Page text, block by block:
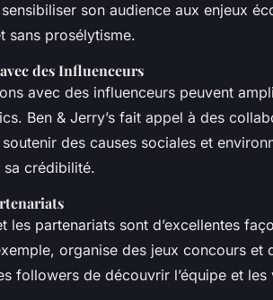
son audience aux enjeux
sans prosélytisme.
des Influenceurs
avec des influenceurs peuvent
Ben & Jerry’s fait appel à des
des causes sociales et
sa crédibilité.
les partenariats sont d’excellentes
organise des jeux concours et
followers de découvrir l’équipe et